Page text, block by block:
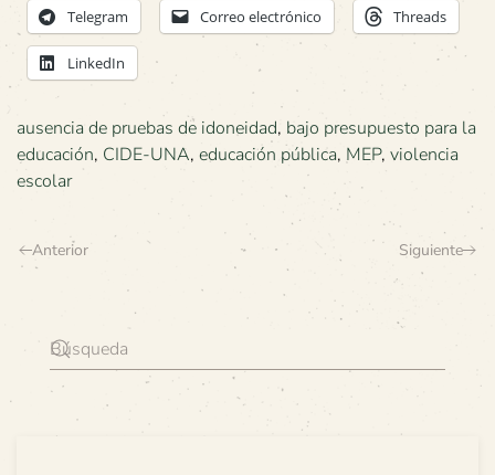
Telegram Correo electrónico Threads
LinkedIn
ausencia de pruebas de idoneidad, bajo presupuesto para la
educación, CIDE-UNA, educación pública, MEP, violencia
escolar
Anterior Siguiente